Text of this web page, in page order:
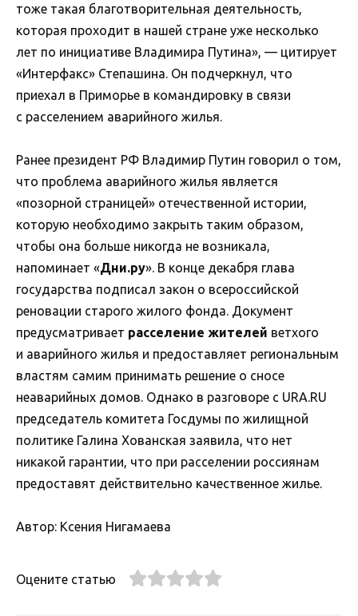
тоже такая благотворительная деятельность,
которая проходит в нашей стране уже несколько
лет по инициативе Владимира Путина», — цитирует
«Интерфакс» Степашина. Он подчеркнул, что
приехал в Приморье в командировку в связи
с расселением аварийного жилья.
Ранее президент РФ Владимир Путин говорил о том,
что проблема аварийного жилья является
«позорной страницей» отечественной истории,
которую необходимо закрыть таким образом,
чтобы она больше никогда не возникала,
напоминает «Дни.ру». В конце декабря глава
государства подписал закон о всероссийской
реновации старого жилого фонда. Документ
предусматривает расселение жителей ветхого
и аварийного жилья и предоставляет региональным
властям самим принимать решение о сносе
неаварийных домов. Однако в разговоре с URA.RU
председатель комитета Госдумы по жилищной
политике Галина Хованская заявила, что нет
никакой гарантии, что при расселении россиянам
предоставят действительно качественное жилье.
Автор: Ксения Нигамаева
Оцените статью